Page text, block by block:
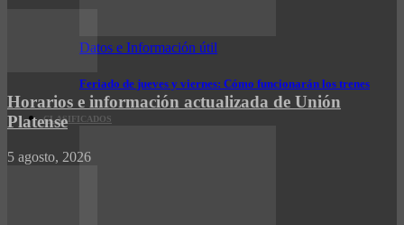
Datos e Información útil
Feriado de jueves y viernes: Cómo funcionarán los trenes
CLASIFICADOS
Horarios e información actualizada de Unión
Platense
5 agosto, 2026